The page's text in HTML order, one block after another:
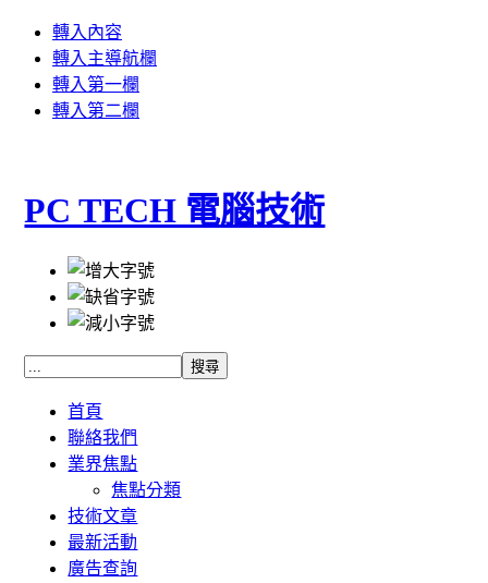
轉入內容
轉入主導航欄
轉入第一欄
轉入第二欄
PC TECH 電腦技術
首頁
聯絡我們
業界焦點
焦點分類
技術文章
最新活動
廣告查詢